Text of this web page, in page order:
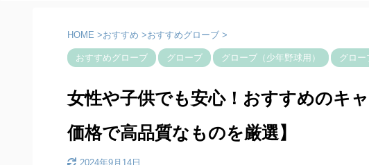
HOME >おすすめ >おすすめグローブ >
おすすめグローブ グローブ グローブ（少年野球用） グロー
女性や子供でも安心！おすすめのキ
価格で高品質なものを厳選】
2024年9月14日